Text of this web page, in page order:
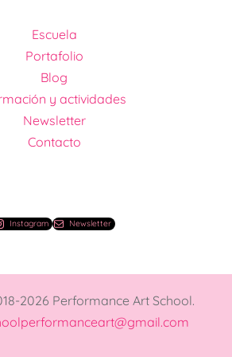
Escuela
Portafolio
Blog
y actividades
Newsletter
Contacto
Instagram Newsletter
2026 Performance Art School.